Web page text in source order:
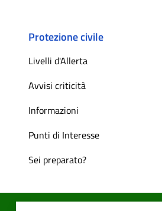
Protezione civile
Livelli d'Allerta
Avvisi criticità
Informazioni
Punti di Interesse
Sei preparato?